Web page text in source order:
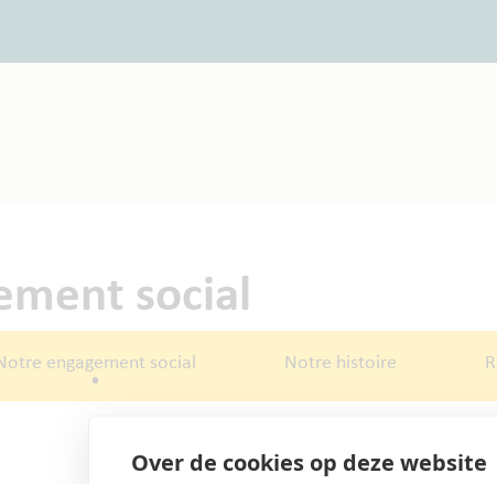
social
engagement social
•
Notre histoire
Over de cookies op deze website